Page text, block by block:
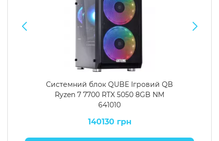
Системний блок QUBE Ігровий QB
Ryzen 7 7700 RTX 5050 8GB NM
641010
140130 грн